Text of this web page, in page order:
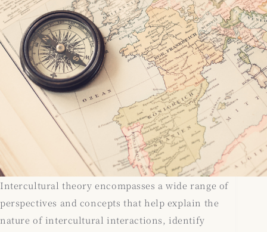
Intercultural theory encompasses a wide range of
perspectives and concepts that help explain the
nature of intercultural interactions, identify